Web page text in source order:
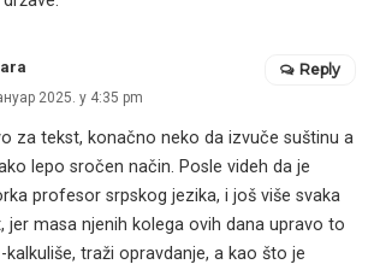
2025. у 4:35 pm
za tekst, konačno neko da izvuče suštinu a
lepo sročen način. Posle videh da je
profesor srpskog jezika, i još više svaka
jer masa njenih kolega ovih dana upravo to
kalkuliše, traži opravdanje, a kao što je
Reply